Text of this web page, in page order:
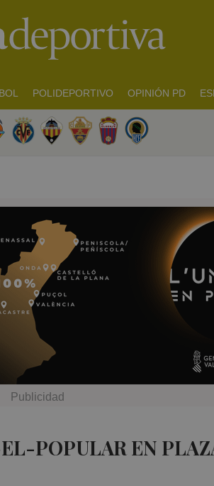
POLIDEPORTIVO OPINIÓN PD
POPULAR EN